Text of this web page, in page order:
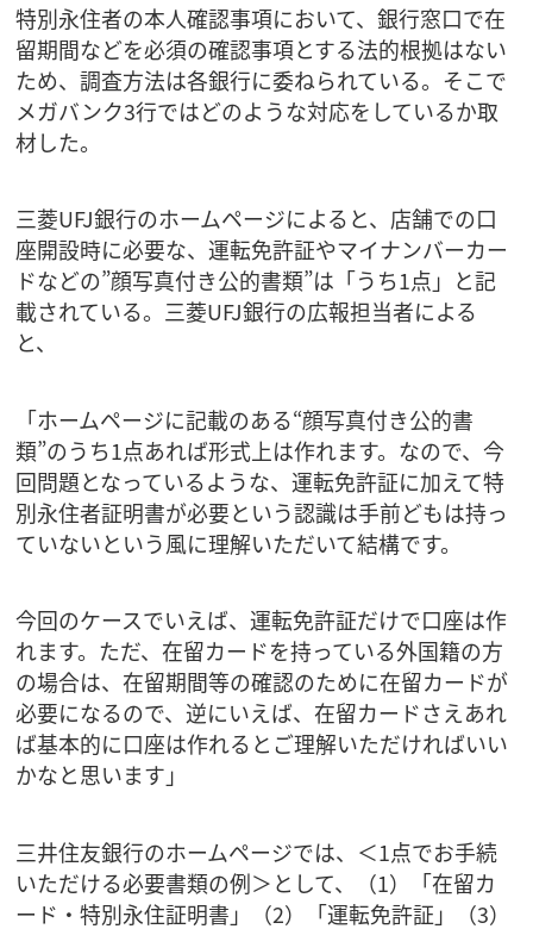
特別永住者の本人確認事項において、銀行窓口で在
留期間などを必須の確認事項とする法的根拠はない
ため、調査方法は各銀行に委ねられている。そこで
メガバンク3行ではどのような対応をしているか取
材した。
三菱UFJ銀行のホームページによると、店舗での口
座開設時に必要な、運転免許証やマイナンバーカー
ドなどの”顔写真付き公的書類”は「うち1点」と記
載されている。三菱UFJ銀行の広報担当者による
と、
「ホームページに記載のある“顔写真付き公的書
類”のうち1点あれば形式上は作れます。なので、今
回問題となっているような、運転免許証に加えて特
別永住者証明書が必要という認識は手前どもは持っ
ていないという風に理解いただいて結構です。
今回のケースでいえば、運転免許証だけで口座は作
れます。ただ、在留カードを持っている外国籍の方
の場合は、在留期間等の確認のために在留カードが
必要になるので、逆にいえば、在留カードさえあれ
ば基本的に口座は作れるとご理解いただければいい
かなと思います」
三井住友銀行のホームページでは、＜1点でお手続
いただける必要書類の例＞として、（1）「在留カ
ード・特別永住証明書」（2）「運転免許証」（3）